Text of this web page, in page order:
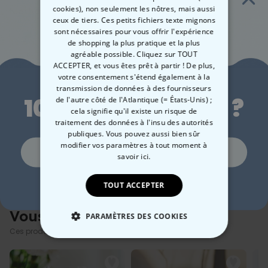
Méthode de paiment :
En bref
Photo et texte personnalisables
Différents designs de couronne de fleurs
En céramique
Lavage à la main recommandé
Mug personnalisé couronne de fleurs avec photo et texte
Ce mug personnalisable
associe une magnifique couronne de
fleurs à votre photoet votre texte préférés
les parents, les grands-parents, la nounou, la maîtresse ou
quelqu’un qui mérite de savourer chaque gorgée – ce mug
contient bien plus qu’une simple boisson chaude.
Téléchargez votre photo préférée, ajoutez un message
touchant, et créez un cadeau unique qui égayera chaque matin.
dire : « Tu es la meilleure ! » Parce que le café a encore meilleur goût
Détails
Mug personnalisé couronne de fleurs avec photo et texte
Contient 1 mug du modèle sélectionné
Tasse en céramique
NOTE : Si la tasse souhaitée n’apparaît pas dans la sélection, elle
n’est malheureusement plus en stock pour le moment
Poignée Blanche – Mug/Poignée Noire – Mug :
Vous avez vu ?
Ces produits pourraient aussi vous intéresser
cookies), non seulement les nôtres, mais aussi
ceux de tiers. Ces petits fichiers texte mignons
sont nécessaires pour vous offrir l'expérience
de shopping la plus pratique et la plus
agréable possible. Cliquez sur TOUT
ACCEPTER, et vous êtes prêt à partir ! De plus,
votre consentement s'étend également à la
transmission de données à des fournisseurs
de l'autre côté de l'Atlantique (= États-Unis) ;
cela signifie qu'il existe un risque de
traitement des données à l'insu des autorités
publiques. Vous pouvez aussi bien sûr
modifier vos paramètres à tout momentà
savoir ici.
TOUT ACCEPTER
PARAMÈTRES DES COOKIES
Envie de
10 % de réduction ?
Oui, volontiers !
Non merci, je n'aime pas les réductions